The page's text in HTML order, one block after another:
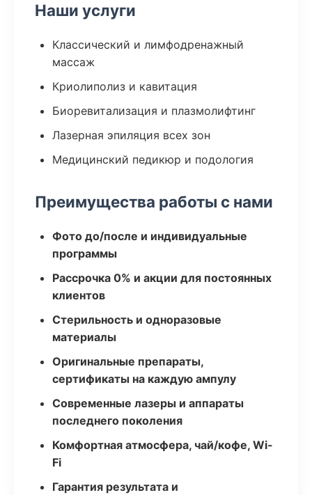
Наши услуги
Классический и лимфодренажный
массаж
Криолиполиз и кавитация
Биоревитализация и плазмолифтинг
Лазерная эпиляция всех зон
Медицинский педикюр и подология
Преимущества работы с нами
Фото до/после и индивидуальные
программы
Рассрочка 0% и акции для постоянных
клиентов
Стерильность и одноразовые
материалы
Оригинальные препараты,
сертификаты на каждую ампулу
Современные лазеры и аппараты
последнего поколения
Комфортная атмосфера, чай/кофе, Wi-
Fi
Гарантия результата и